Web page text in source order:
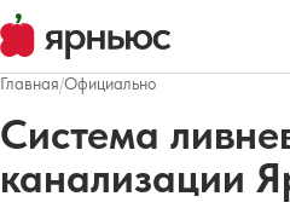
Главная/Официально
Система
канализации